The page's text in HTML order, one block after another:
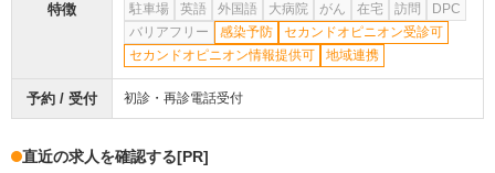
特徴
駐車場
英語 外国語 大病院 がん 在宅 訪問
DPC
バリアフリー
感染予防
セカンドオピニオン受診可
セカンドオピニオン情報提供可
地域連携
予約 / 受付 初診・再診電話受付
直近の求人を確認する[PR]